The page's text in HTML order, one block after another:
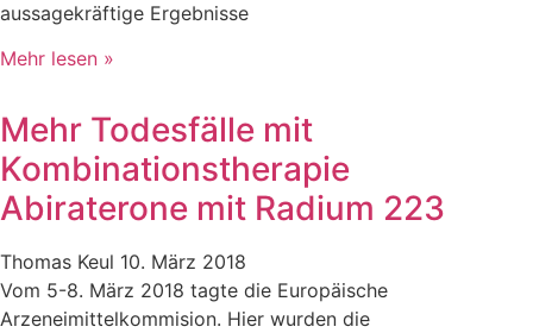
aussagekräftige Ergebnisse
Mehr lesen »
Mehr Todesfälle mit
Kombinationstherapie
Abiraterone mit Radium 223
Thomas Keul 10. März 2018
Vom 5-8. März 2018 tagte die Europäische
Arzeneimittelkommision. Hier wurden die